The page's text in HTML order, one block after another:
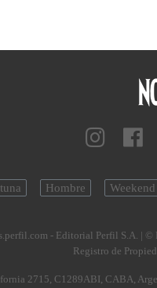
Hombre Weekend
- Editorial Perfil S.A. | ©
Registro de
2715, C1289ABI, CABA,